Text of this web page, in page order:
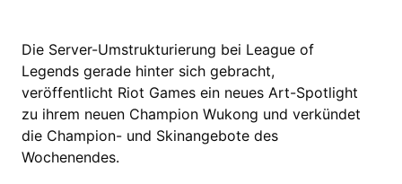
Die Server-Umstrukturierung bei League of
Legends gerade hinter sich gebracht,
veröffentlicht Riot Games ein neues Art-Spotlight
zu ihrem neuen Champion Wukong und verkündet
die Champion- und Skinangebote des
Wochenendes.